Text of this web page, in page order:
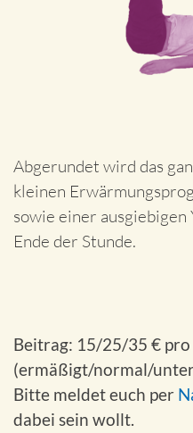
Abgerundet wird das
kleinen
sowie einer ausgiebigen
Ende der Stunde.
Beitrag: 15/25/35 € pro
(ermäßigt/normal/
Bitte meldet euch per
dabei sein wollt.